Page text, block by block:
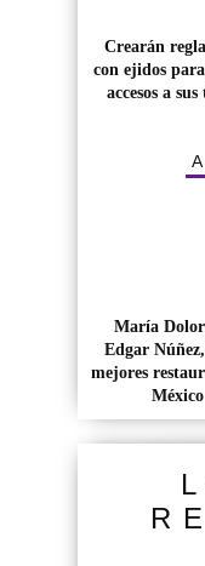
Crearán
con ejidos
accesos a
María
Edgar
mejores
México